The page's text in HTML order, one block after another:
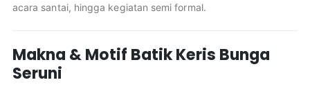
acara santai, hingga kegiatan semi formal.
Makna & Motif Batik Keris Bunga
Seruni